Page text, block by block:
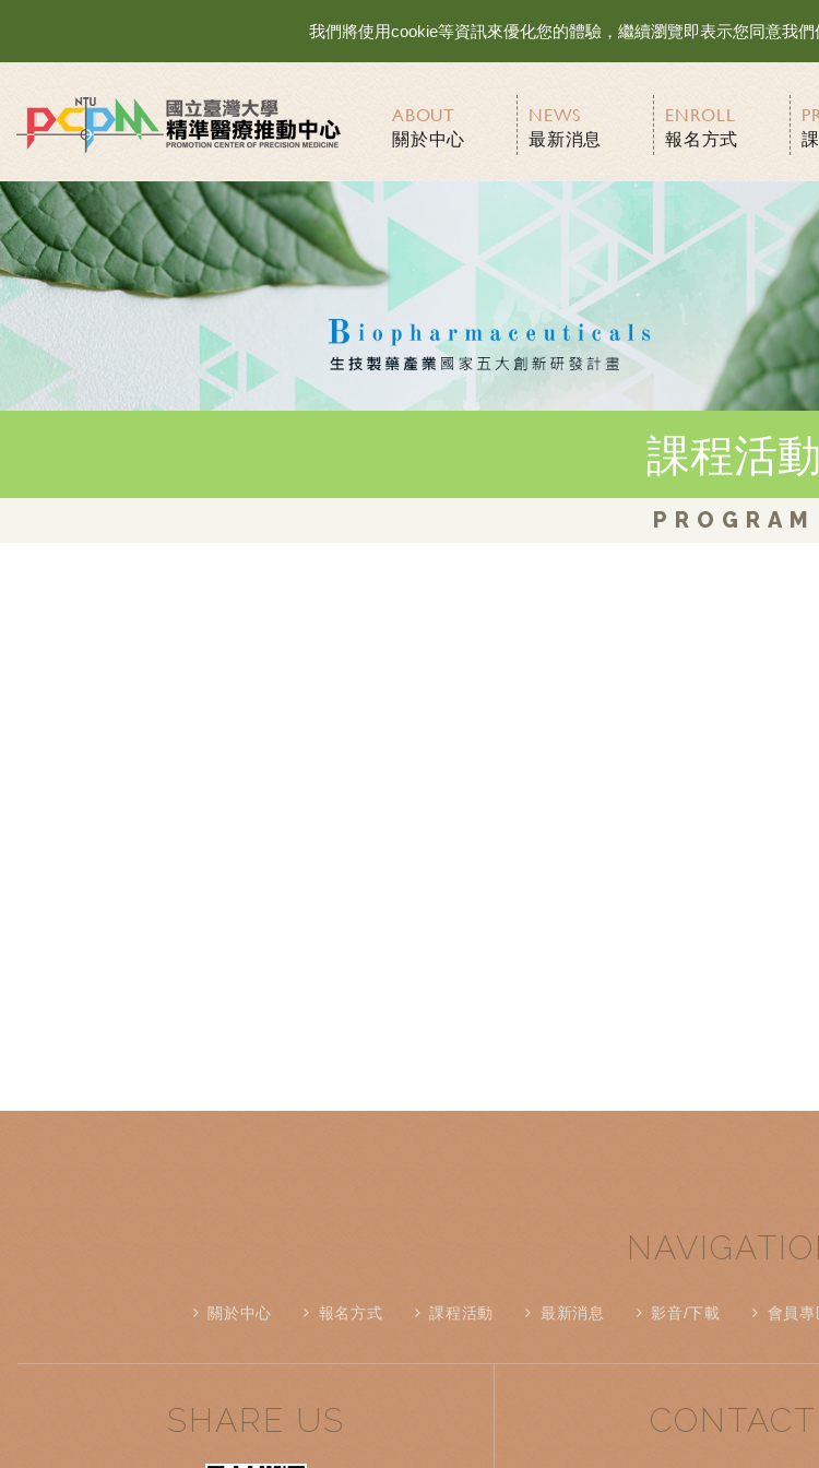
我們將使用cookie等資訊來優化您的體驗，繼續瀏覽即表示您同意我
ABOUT
關於中心
NEWS
最新消息
ENROLL
報名方式
課程活動
PROGRAM
關於中心 報名方式 課程活動 最新消息 影音/下載 會員專
SHARE US CONTACT